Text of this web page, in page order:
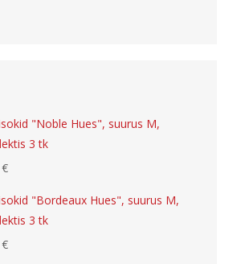
"Noble Hues", suurus M,
3 tk
€
"Bordeaux Hues", suurus M,
3 tk
€